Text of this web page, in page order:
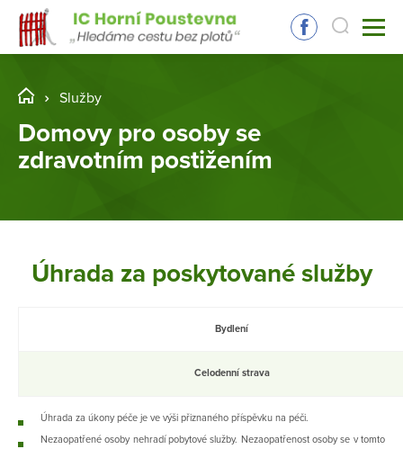
Služby
Domovy pro osoby se
zdravotním postižením
Úhrada za poskytované služby
Bydlení
Celodenní strava
Úhrada za úkony péče je ve výši přiznaného příspěvku na péči.
Nezaopatřené osoby nehradí pobytové služby. Nezaopatřenost osoby se v tomto